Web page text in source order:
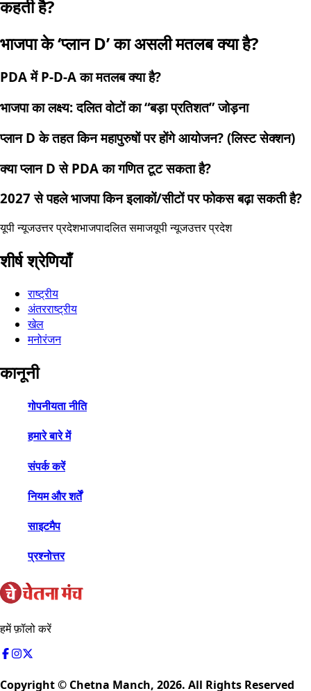
कहती है?
भाजपा के ‘प्लान D’ का असली मतलब क्या है?
PDA में P-D-A का मतलब क्या है?
भाजपा का लक्ष्य: दलित वोटों का “बड़ा प्रतिशत” जोड़ना
प्लान D के तहत किन महापुरुषों पर होंगे आयोजन? (लिस्ट सेक्शन)
क्या प्लान D से PDA का गणित टूट सकता है?
2027 से पहले भाजपा किन इलाकों/सीटों पर फोकस बढ़ा सकती है?
यूपी न्यूजउत्तर प्रदेशभाजपादलित समाजयूपी न्यूजउत्तर प्रदेश
शीर्ष श्रेणियाँ
राष्ट्रीय
अंतरराष्ट्रीय
खेल
मनोरंजन
कानूनी
गोपनीयता नीति
हमारे बारे में
संपर्क करें
नियम और शर्तें
साइटमैप
प्रश्नोत्तर
हमें फ़ॉलो करें
Copyright © Chetna Manch, 2026. All Rights Reserved